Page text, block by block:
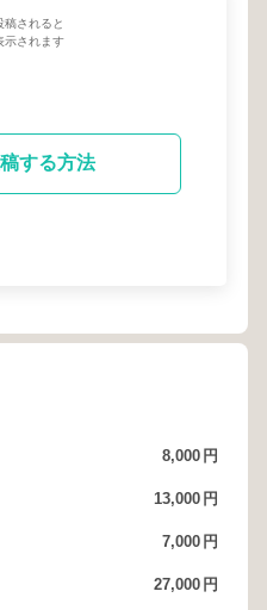
されると
示されます
する方法
8,000 円
13,000 円
7,000 円
27,000 円